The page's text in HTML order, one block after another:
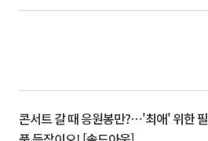
콘서트 갈 때 응원봉만?⋯'최애' 위한